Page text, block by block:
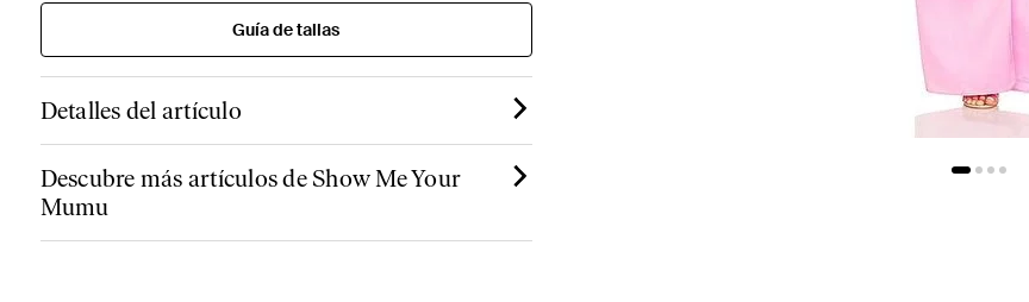
Guía de tallas
Detalles del artículo
Descubre más artículos de Show Me Your
Mumu